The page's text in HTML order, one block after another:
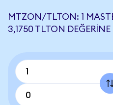
MTZON/TLTON: 1
3,1750 TLTON DEĞERINE